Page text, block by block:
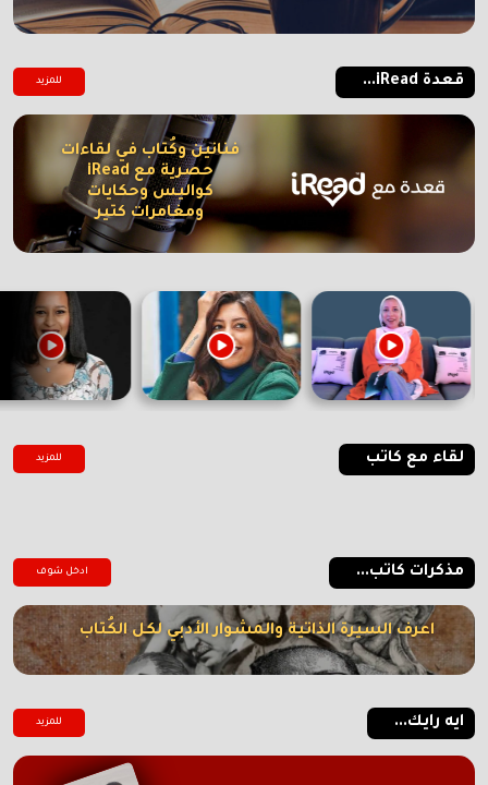
قعدة iRead... للمزيد
فنانين وكُتاب في لقاءات
حصرية مع iRead
كواليس وحكايات
ومغامرات كتير
لقاء مع كاتب للمزيد
مذكرات كاتب... ادخل شوف
اعرف السيرة الذاتية والمشوار الأدبي لكل الكُتاب
ايه رايك... للمزيد